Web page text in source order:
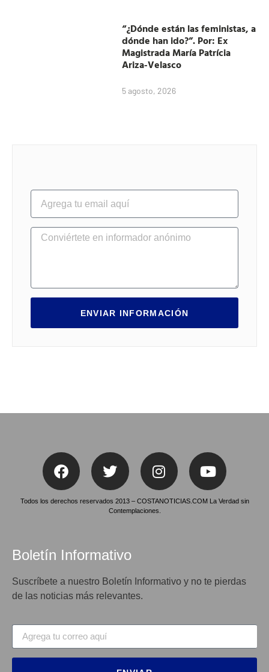
“¿Dónde están las feministas, a
dónde han ido?”. Por: Ex
Magistrada María Patrícia
Ariza-Velasco
5 agosto, 2026
ENVIAR INFORMACIÓN
Todos los derechos reservados 2013 – COSTANOTICIAS.COM La Verdad sin
Contemplaciones.
Boletín Informativo
Suscríbete a nuestro Boletín Informativo y no te pierdas
de las noticias más relevantes.